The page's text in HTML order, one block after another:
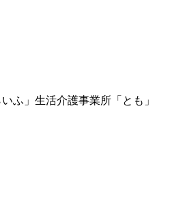
ふ」生活介護事業所「とも」